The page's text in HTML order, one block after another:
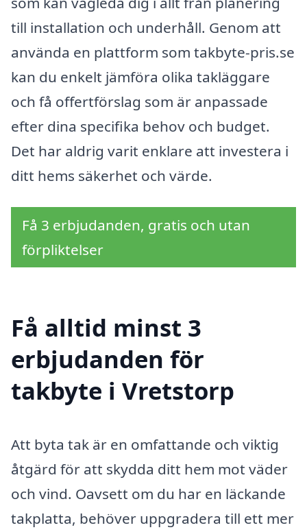
till installation och underhåll. Genom att
använda en plattform som takbyte-pris.se
kan du enkelt jämföra olika takläggare
och få offertförslag som är anpassade
efter dina specifika behov och budget.
Det har aldrig varit enklare att investera i
ditt hems säkerhet och värde.
Få 3 erbjudanden, gratis och utan
förpliktelser
Få alltid minst 3
erbjudanden för
takbyte i Vretstorp
Att byta tak är en omfattande och viktig
åtgärd för att skydda ditt hem mot väder
och vind. Oavsett om du har en läckande
takplatta, behöver uppgradera till ett mer